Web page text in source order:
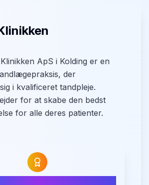
ApS i Kolding er en
der
i kvalificeret tandpleje.
for at skabe den bedst
for alle deres patienter.